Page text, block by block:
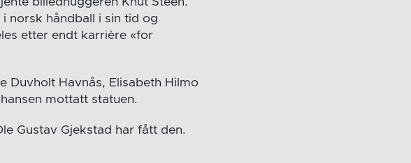
norsk håndball i sin tid og
etter endt karrière «for
Duvholt Havnås, Elisabeth Hilmo
mottatt statuen.
Gustav Gjekstad har fått den.